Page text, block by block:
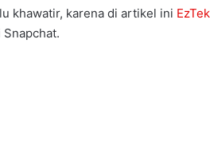
khawatir, karena di artikel ini